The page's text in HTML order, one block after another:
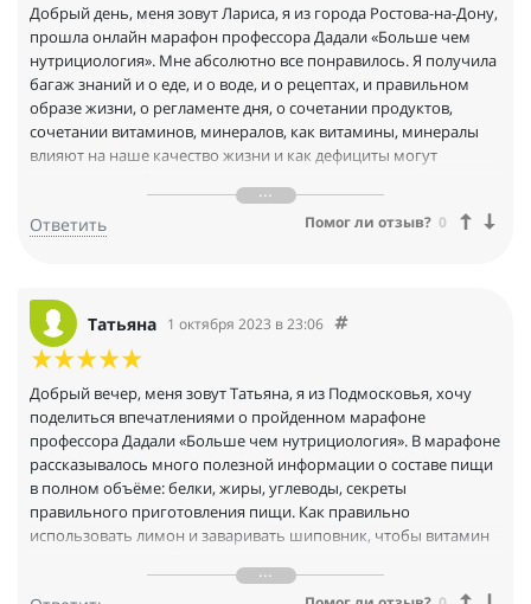
великое дело, неся такие знания в массы. Спасибо большое.
Добрый день, меня зовут Лариса, я из города Ростова-на-Дону,
прошла онлайн марафон профессора Дадали «Больше чем
нутрициология». Мне абсолютно все понравилось. Я получила
багаж знаний и о еде, и о воде, и о рецептах, и правильном
образе жизни, о регламенте дня, о сочетании продуктов,
сочетании витаминов, минералов, как витамины, минералы
влияют на наше качество жизни и как дефициты могут
которые это организовали, тем, которые провели тем,
которые были за кадром, готовили слайды, звук и все
направлении больше двух лет. В таком марафоне я
участвовала впервые и очень благодарна тому, что так все
здорово, что чувствуешь себя как-то в защищённых руках, и
такая ценная информация. Всем большое спасибо.
Ответить Помог ли отзыв? 0
Татьяна 1 октября 2023 в 23:06
Добрый вечер, меня зовут Татьяна, я из Подмосковья, хочу
поделиться впечатлениями о пройденном марафоне
профессора Дадали «Больше чем нутрициология». В марафоне
рассказывалось много полезной информации о составе пищи
в полном объёме: белки, жиры, углеводы, секреты
правильного приготовления пищи. Как правильно
использовать лимон и заваривать шиповник, чтобы витамин
заболевания, связанные с ними. Также были лекции с врачом